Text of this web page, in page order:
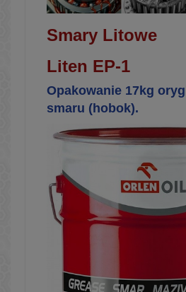
Smary Litowe
Liten EP-1
Opakowanie 17kg
smaru (hobok).